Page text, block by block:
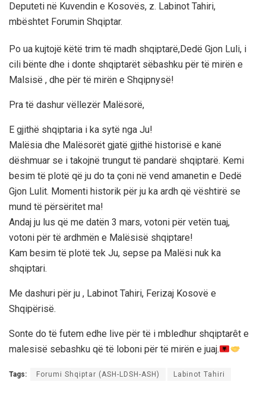
Deputeti në Kuvendin e Kosovës, z. Labinot Tahiri,
mbështet Forumin Shqiptar.
Po ua kujtojë këtë trim të madh shqiptarë,Dedë Gjon Luli, i
cili bënte dhe i donte shqiptarët sëbashku për të mirën e
Malsisë , dhe për të mirën e Shqipnysë!
Pra të dashur vëllezër Malësorë,
E gjithë shqiptaria i ka sytë nga Ju!
Malësia dhe Malësorët gjatë gjithë historisë e kanë
dëshmuar se i takojnë trungut të pandarë shqiptarë. Kemi
besim të plotë që ju do ta çoni në vend amanetin e Dedë
Gjon Lulit. Momenti historik për ju ka ardh që vështirë se
mund të përsëritet ma!
Andaj ju lus që me datën 3 mars, votoni për vetën tuaj,
votoni për të ardhmën e Malësisë shqiptare!
Kam besim të plotë tek Ju, sepse pa Malësi nuk ka
shqiptari.
Me dashuri për ju , Labinot Tahiri, Ferizaj Kosovë e
Shqipërisë.
Sonte do të futem edhe live për të i mbledhur shqiptarêt e
malesisë sebashku që të loboni për të mirën e juaj.
Tags: Forumi Shqiptar (ASH-LDSH-ASH) Labinot Tahiri